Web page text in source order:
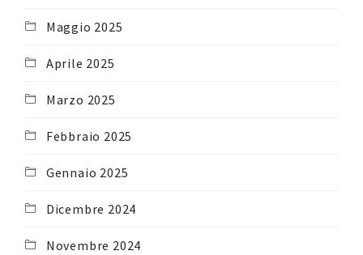
Maggio 2025
Aprile 2025
Marzo 2025
Febbraio 2025
Gennaio 2025
Dicembre 2024
Novembre 2024